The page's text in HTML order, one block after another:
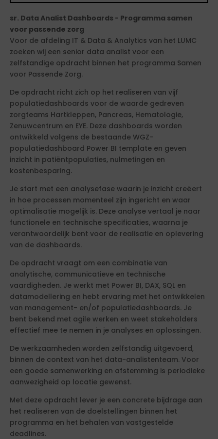
sr. Data Analist Dashboards - Programma samen
voor passende zorg
Voor de afdeling IT & Data & Analytics van het LUMC
zoeken wij een senior data analist voor een
zelfstandige opdracht binnen het programma Samen
voor Passende Zorg.
De opdracht richt zich op het realiseren van vijf
populatiedashboards voor de waarde gedreven
zorgteams Hartkleppen, Pancreas, Hematologie,
Zenuwcentrum en EYE. Deze dashboards worden
ontwikkeld volgens de bestaande WGZ-
populatiedashboard Power BI template en geven
inzicht in patiëntpopulaties, nulmetingen en
kostenbesparing.
Je start met een analysefase waarin je inzicht creëert
in hoe processen momenteel zijn ingericht en waar
optimalisatie mogelijk is. Deze analyse vertaal je naar
functionele en technische specificaties, waarna je
verantwoordelijk bent voor de realisatie en oplevering
van de dashboards.
De opdracht vraagt om een combinatie van
analytische, communicatieve en technische
vaardigheden. Je werkt met Power BI, DAX, SQL en
datamodellering en hebt ervaring met het ontwikkelen
van management- en/of populatiedashboards. Je
bent bekend met agile werken en weet stakeholders
effectief mee te nemen in je analyses en oplossingen.
De werkzaamheden worden zelfstandig uitgevoerd,
binnen de context van het data-analistenteam. Voor
een goede samenwerking en afstemming is periodieke
aanwezigheid op locatie gewenst.
Met deze opdracht lever je een concrete bijdrage aan
het realiseren van de doelstellingen binnen het
programma en het behalen van vastgestelde
deadlines.